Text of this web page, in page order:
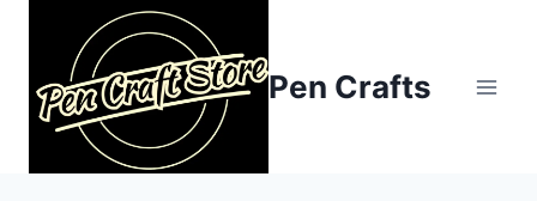
content
Pen Crafts